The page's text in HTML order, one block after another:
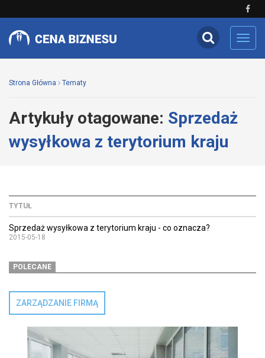
Strona Główna Tematy
Artykuły otagowane: Sprzedaż
wysyłkowa z terytorium kraju
TYTUŁ
Sprzedaż wysyłkowa z terytorium kraju - co oznacza?
2015-05-18
POLECANE
ZARZĄDZANIE FIRMĄ